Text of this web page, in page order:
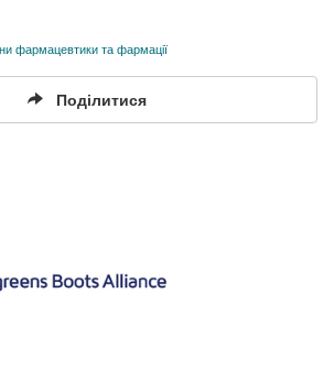
фармацевтики та фармації
Поділитися